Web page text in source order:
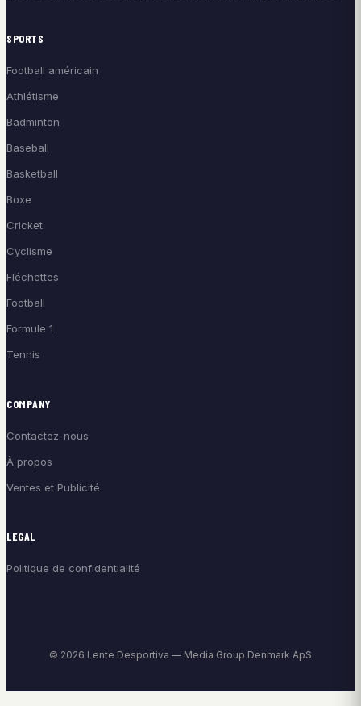
SPORTS
Football américain
Athlétisme
Badminton
Baseball
Basketball
Boxe
Cricket
Cyclisme
Fléchettes
Football
Formule 1
Tennis
COMPANY
Contactez-nous
À propos
Ventes et Publicité
LEGAL
Politique de confidentialité
© 2026 Lente Desportiva — Media Group Denmark ApS